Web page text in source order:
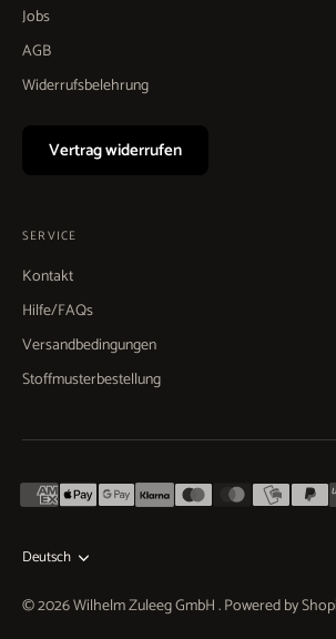
Jobs
AGB
Widerrufsbelehrung
Vertrag widerrufen
SERVICE
Kontakt
Hilfe/FAQs
Versandbedingungen
Stoffmusterbestellung
Sprache
Deutsch
© 2026Wilhelm Zuleeg GmbH.Powered by